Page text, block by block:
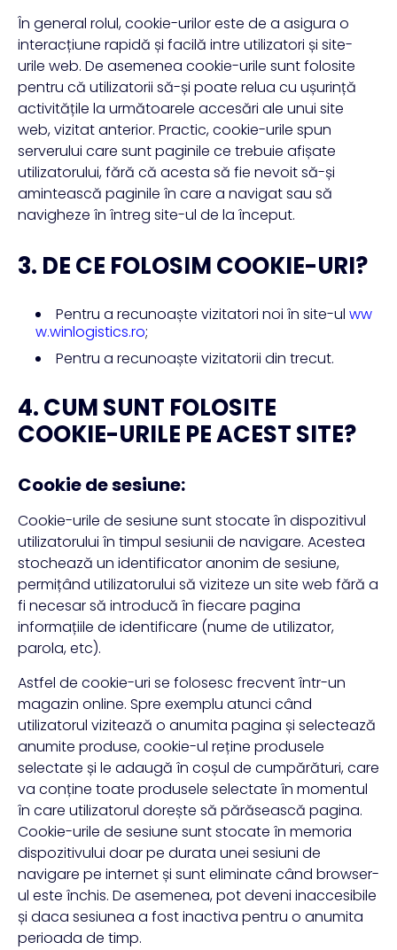
În general rolul, cookie-urilor este de a asigura o
interacțiune rapidă și facilă intre utilizatori și site-
urile web. De asemenea cookie-urile sunt folosite
pentru că utilizatorii să-și poate relua cu ușurință
activitățile la următoarele accesări ale unui site
web, vizitat anterior. Practic, cookie-urile spun
serverului care sunt paginile ce trebuie afișate
utilizatorului, fără că acesta să fie nevoit să-și
amintească paginile în care a navigat sau să
navigheze în întreg site-ul de la început.
3. DE CE FOLOSIM COOKIE-URI?
Pentru a recunoaște vizitatori noi în site-ul ww
w.winlogistics.ro;
Pentru a recunoaște vizitatorii din trecut.
4. CUM SUNT FOLOSITE
COOKIE-URILE PE ACEST SITE?
Cookie de sesiune:
Cookie-urile de sesiune sunt stocate în dispozitivul
utilizatorului în timpul sesiunii de navigare. Acestea
stochează un identificator anonim de sesiune,
permițând utilizatorului să viziteze un site web fără a
fi necesar să introducă în fiecare pagina
informațiile de identificare (nume de utilizator,
parola, etc).
Astfel de cookie-uri se folosesc frecvent într-un
magazin online. Spre exemplu atunci când
utilizatorul vizitează o anumita pagina și selectează
anumite produse, cookie-ul reține produsele
selectate și le adaugă în coșul de cumpărături, care
va conține toate produsele selectate în momentul
în care utilizatorul dorește să părăsească pagina.
Cookie-urile de sesiune sunt stocate în memoria
dispozitivului doar pe durata unei sesiuni de
navigare pe internet și sunt eliminate când browser-
ul este închis. De asemenea, pot deveni inaccesibile
și daca sesiunea a fost inactiva pentru o anumita
perioada de timp.